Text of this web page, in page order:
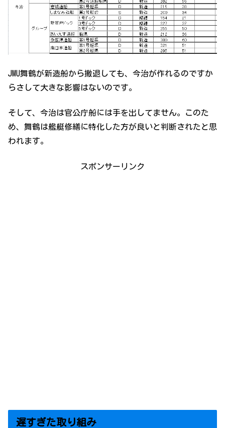
JMU舞鶴が新造船から撤退しても、今治が作れるのですか
らさして大きな影響はないのです。
そして、今治は官公庁船には手を出してません。このた
め、舞鶴は艦艇修繕に特化した方が良いと判断されたと思
われます。
スポンサーリンク
遅すぎた取り組み